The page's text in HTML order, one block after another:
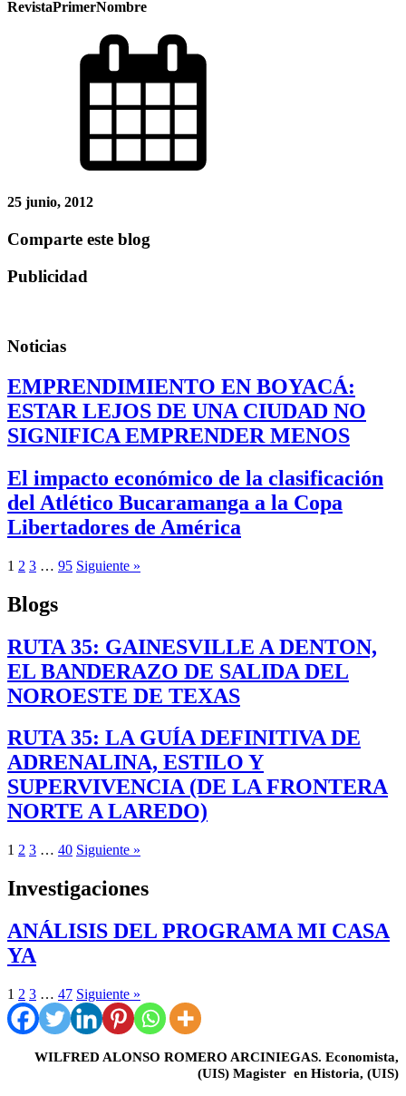
RevistaPrimerNombre
25 junio, 2012
Comparte este blog
Publicidad
Noticias
EMPRENDIMIENTO EN BOYACÁ:
ESTAR LEJOS DE UNA CIUDAD NO
SIGNIFICA EMPRENDER MENOS
El impacto económico de la clasificación
del Atlético Bucaramanga a la Copa
Libertadores de América
1 2 3 … 95 Siguiente »
Blogs
RUTA 35: GAINESVILLE A DENTON,
EL BANDERAZO DE SALIDA DEL
NOROESTE DE TEXAS
RUTA 35: LA GUÍA DEFINITIVA DE
ADRENALINA, ESTILO Y
SUPERVIVENCIA (DE LA FRONTERA
NORTE A LAREDO)
1 2 3 … 40 Siguiente »
Investigaciones
ANÁLISIS DEL PROGRAMA MI CASA
YA
1 2 3 … 47 Siguiente »
WILFRED ALONSO ROMERO ARCINIEGAS. Economista,
(UIS) Magister en Historia, (UIS)